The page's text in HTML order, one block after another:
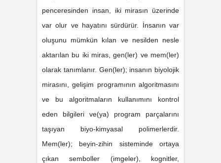
penceresinden insan, iki mirasın üzerinde
var olur ve hayatını sürdürür. İnsanın var
oluşunu mümkün kılan ve nesilden nesle
aktarılan bu iki miras, gen(ler) ve mem(ler)
olarak tanımlanır. Gen(ler); insanın biyolojik
mirasını, gelişim programının algoritmasını
ve bu algoritmaların kullanımını kontrol
eden bilgileri ve(ya) program parçalarını
taşıyan biyo-kimyasal polimerlerdir.
Mem(ler); beyin-zihin sisteminde ortaya
çıkan semboller (imgeler), kognitler,